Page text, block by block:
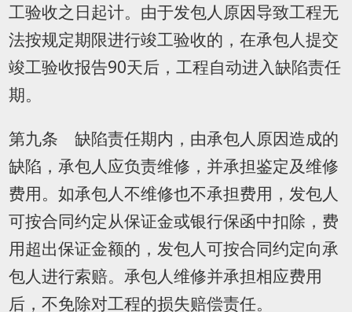
工验收之日起计。由于发包人原因导致工程无
法按规定期限进行竣工验收的，在承包人提交
竣工验收报告90天后，工程自动进入缺陷责任
期。
第九条 缺陷责任期内，由承包人原因造成的
缺陷，承包人应负责维修，并承担鉴定及维修
费用。如承包人不维修也不承担费用，发包人
可按合同约定从保证金或银行保函中扣除，费
用超出保证金额的，发包人可按合同约定向承
包人进行索赔。承包人维修并承担相应费用
后，不免除对工程的损失赔偿责任。